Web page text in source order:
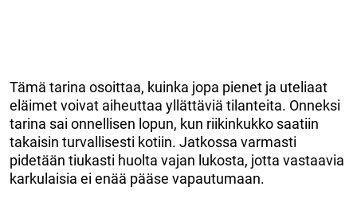
Tämä tarina osoittaa, kuinka jopa pienet ja uteliaat
eläimet voivat aiheuttaa yllättäviä tilanteita. Onneksi
tarina sai onnellisen lopun, kun riikinkukko saatiin
takaisin turvallisesti kotiin. Jatkossa varmasti
pidetään tiukasti huolta vajan lukosta, jotta vastaavia
karkulaisia ei enää pääse vapautumaan.